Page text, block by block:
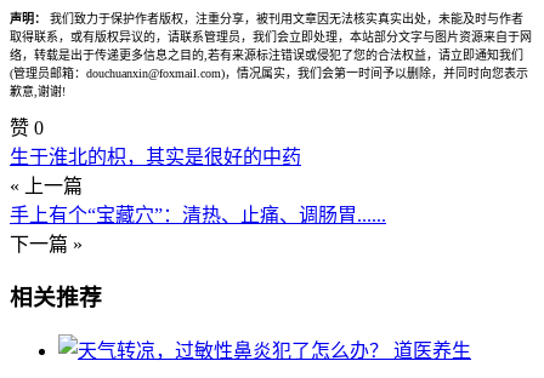
声明：
我们致力于保护作者版权，注重分享，被刊用文章因无法核实真实出处，未能及时与作者
取得联系，或有版权异议的，请联系管理员，我们会立即处理，本站部分文字与图片资源来自于网
络，转载是出于传递更多信息之目的,若有来源标注错误或侵犯了您的合法权益，请立即通知我们
(管理员邮箱：douchuanxin@foxmail.com)，情况属实，我们会第一时间予以删除，并同时向您表示
歉意,谢谢!
赞 0
生于淮北的枳，其实是很好的中药
« 上一篇
手上有个“宝藏穴”：清热、止痛、调肠胃......
下一篇 »
相关推荐
道医养生